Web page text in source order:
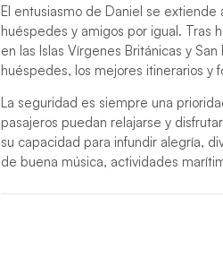
El entusiasmo de Daniel se
huéspedes y amigos por igual. Tras
en las Islas Vírgenes Británicas y
huéspedes, los mejores itinerarios y
La seguridad es siempre una
pasajeros puedan relajarse y
su capacidad para infundir alegría,
de buena música, actividades
*Si circunstancias imprevistas